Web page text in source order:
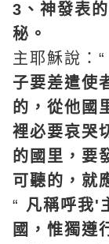
3、神發表
秘。
主耶穌說：“
子要差遣使
的，從他國
裡必要哀哭
的國里，要
可聽的，就
“ 凡稱呼我'
國，惟獨遵